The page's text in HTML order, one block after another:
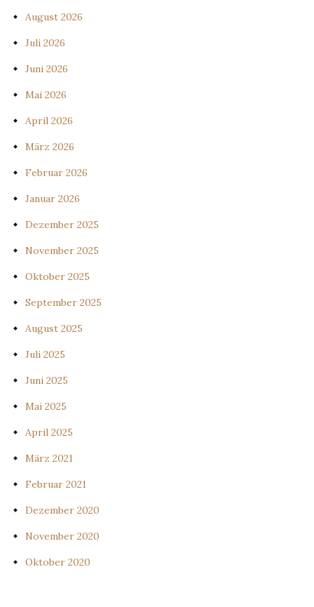
August 2026
Juli 2026
Juni 2026
Mai 2026
April 2026
März 2026
Februar 2026
Januar 2026
Dezember 2025
November 2025
Oktober 2025
September 2025
August 2025
Juli 2025
Juni 2025
Mai 2025
April 2025
März 2021
Februar 2021
Dezember 2020
November 2020
Oktober 2020